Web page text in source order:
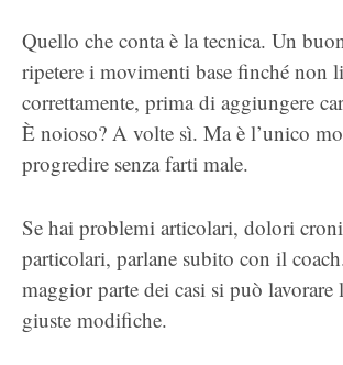
Quello che conta è la tecnica. Un
ripetere i movimenti base finché non
correttamente, prima di aggiungere
È noioso? A volte sì. Ma è l’unico
progredire senza farti male.
Se hai problemi articolari, dolori
particolari, parlane subito con il
maggior parte dei casi si può lavorare
giuste modifiche.